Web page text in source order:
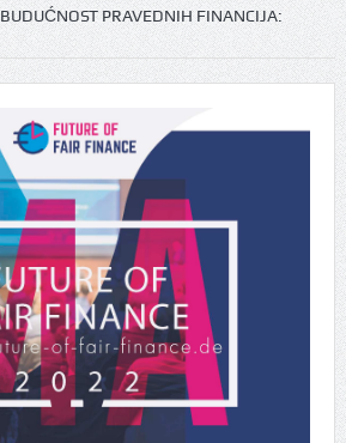
BUDUĆNOST PRAVEDNIH FINANCIJA: